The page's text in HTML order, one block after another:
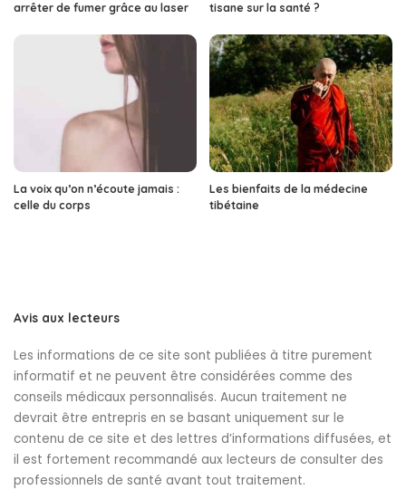
arrêter de fumer grâce au laser
tisane sur la santé ?
La voix qu’on n’écoute jamais :
celle du corps
Les bienfaits de la médecine
tibétaine
Avis aux lecteurs
Les informations de ce site sont publiées à titre purement
informatif et ne peuvent être considérées comme des
conseils médicaux personnalisés. Aucun traitement ne
devrait être entrepris en se basant uniquement sur le
contenu de ce site et des lettres d’informations diffusées, et
il est fortement recommandé aux lecteurs de consulter des
professionnels de santé avant tout traitement.